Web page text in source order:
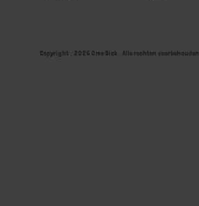
Copyright ; 2026 Ome Dick . Alle rechten voorbehouden